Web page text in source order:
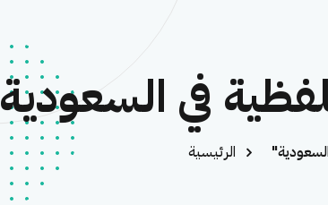
في السعودية
الرئيسية